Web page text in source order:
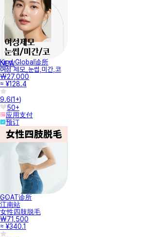
NEW
Kind Global诊所
여성 제모_눈썹,미간,코
₩27,000
≈ ¥128.4
9.6(1+)
50+
应用支付
预订
GOAT诊所
江南站
女性四肢脱毛
₩71,500
≈ ¥340.1